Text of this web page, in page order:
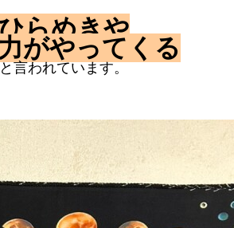
らめきや
がやってくる
と言われています。